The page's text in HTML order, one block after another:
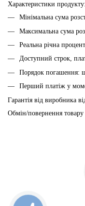
Характеристики продукту:
Мінімальна сума
Максимальна сума
Реальна річна
Доступний строк,
Порядок погашення:
Перший платіж у
Гарантія від виробника
Обмін/повернення товару